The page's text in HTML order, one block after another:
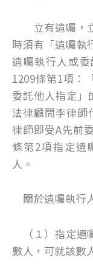
立有遺囑，立
時須有「遺囑執
遺囑執行人或
1209條第1項：
委託他人指定」
法律顧問李律師
律師即受A先前
條第2項指定遺
人。
關於遺囑執行
（１）指定遺
數人，可就該數